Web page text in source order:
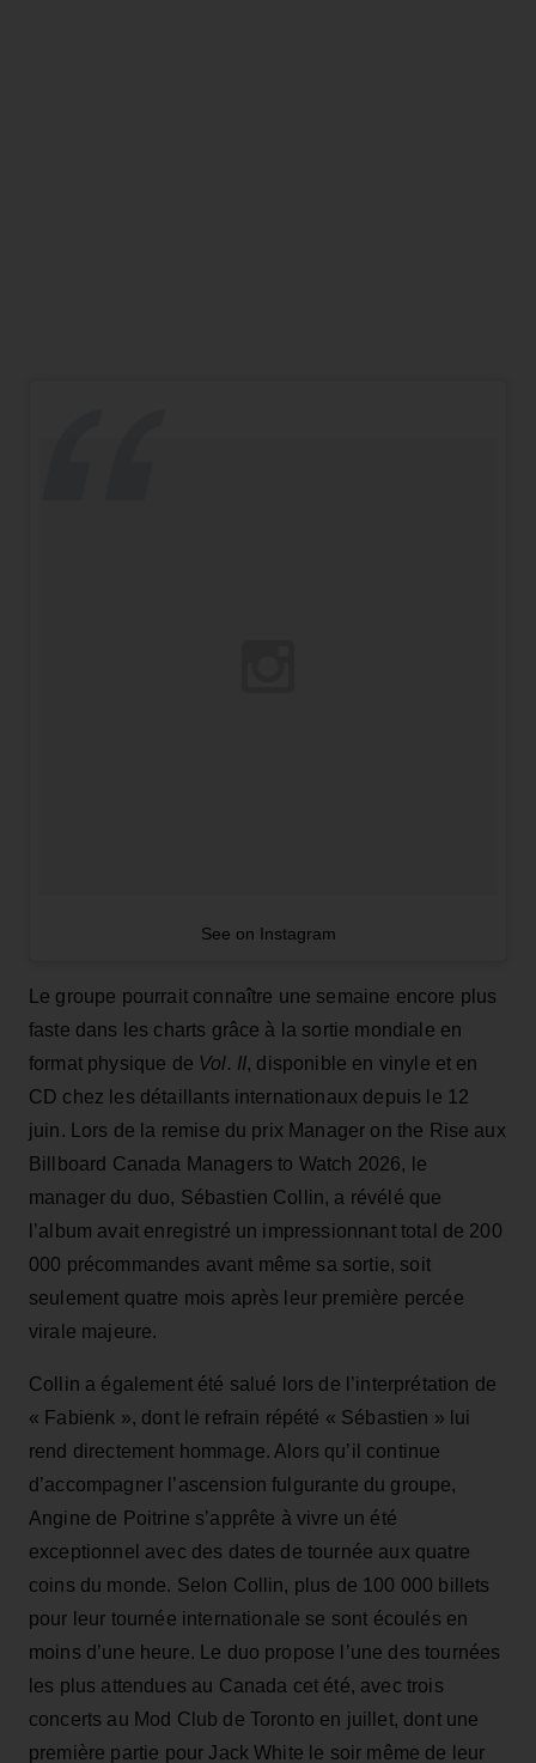
See on Instagram
Le groupe pourrait connaître une semaine encore plus
faste dans les charts grâce à la sortie mondiale en
format physique de Vol. II, disponible en vinyle et en
CD chez les détaillants internationaux depuis le 12
juin. Lors de la remise du prix Manager on the Rise aux
Billboard Canada Managers to Watch 2026, le
manager du duo, Sébastien Collin, a révélé que
l’album avait enregistré un impressionnant total de 200
000 précommandes avant même sa sortie, soit
seulement quatre mois après leur première percée
virale majeure.
Collin a également été salué lors de l’interprétation de
« Fabienk », dont le refrain répété « Sébastien » lui
rend directement hommage. Alors qu’il continue
d’accompagner l’ascension fulgurante du groupe,
Angine de Poitrine s’apprête à vivre un été
exceptionnel avec des dates de tournée aux quatre
coins du monde. Selon Collin, plus de 100 000 billets
pour leur tournée internationale se sont écoulés en
moins d’une heure. Le duo propose l’une des tournées
les plus attendues au Canada cet été, avec trois
concerts au Mod Club de Toronto en juillet, dont une
première partie pour Jack White le soir même de leur